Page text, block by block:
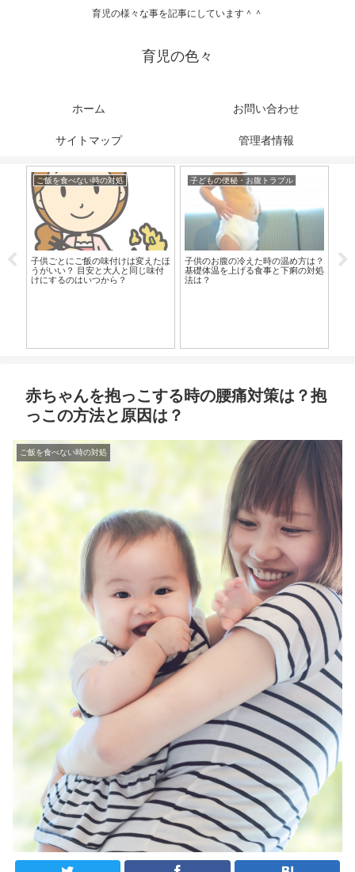
育児の様々な事を記事にしています＾＾
育児の色々
ホーム お問い合わせ
サイトマップ 管理者情報
？
ご飯を食べない時の対処
子供ごとにご飯の味付けは変えたほ
うがいい？ 目安と大人と同じ味付
けにするのはいつから？
子どもの便秘・お腹トラブル
子供のお腹の冷えた時の温め方は？
基礎体温を上げる食事と下痢の対処
法は？
赤ちゃんを抱っこする時の腰痛対策は？抱
っこの方法と原因は？
ご飯を食べない時の対処